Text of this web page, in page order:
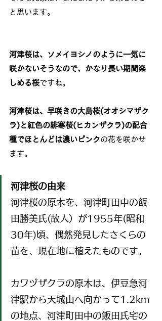
と思います。
河津桜は、ソメイヨシノのように一気に
咲かないそうなので、かなり長い期間楽
しめる桜ですね。
河津桜は、早咲きの大島桜(オオシマザク
ラ)と紅色の緋寒桜(ヒカンザクラ)の配合
種でほとんどは濃いピンクの花を咲かせ
ます。
河津桜の由来
河津桜の原木を、河津町田中の飯
田勝美氏(故人）が1955年(昭和
30年)頃、偶然発見したさくらの
苗を、現在地に植えたものです。
カワヅザクラの原木は、伊豆急河
津駅から天城山へ向かって1.2km
の地点、河津町田中の飯田氏宅の